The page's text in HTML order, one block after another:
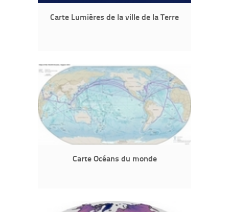
Carte Lumières de la ville de la Terre
Carte Océans du monde